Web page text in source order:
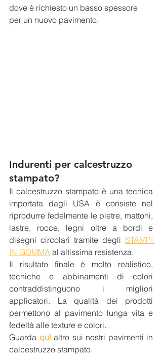
dove è richiesto un basso spessore
per un nuovo pavimento.
Indurenti per calcestruzzo
stampato?
Il calcestruzzo stampato è una tecnica
importata dagli USA è consiste nel
riprodurre fedelmente le pietre, mattoni,
lastre, rocce, legni oltre a bordi e
disegni circolari tramite degli STAMPI
IN GOMMA al altissima resistenza.
Il risultato finale è molto realistico,
tecniche e abbinamenti di colori
contraddistinguono i migliori
applicatori. La qualità dei prodotti
permettono al pavimento lunga vita e
fedeltà alle texture e colori.
Guarda quì altro sui nostri pavimenti in
calcestruzzo stampato.